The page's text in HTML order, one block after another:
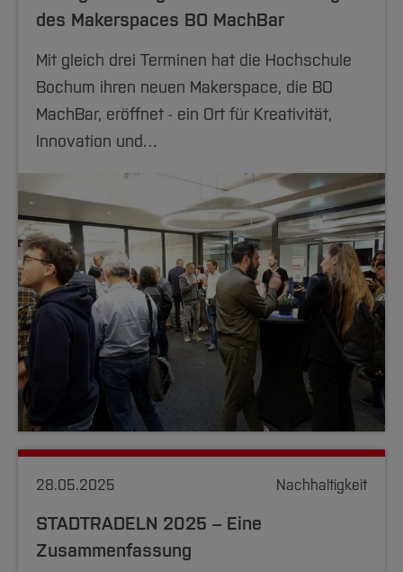
Arbeiten im FB G
Forschung und Projekte
Team
Studiengänge
Aktuelles
Fachgruppen
Forschung und Entwicklung
International
Service
Amtliche Bekanntmachungen
BO Shop
Familiengerechte Hochschule
Diskriminierungsfreie Hochschule
Vertretungen
Wahlen
Hochschulbibliothek
International Office
Medienzentrum
qed-Stiftung
Zentrale Studienberatung
des Makerspaces BO MachBar
Mit gleich drei Terminen hat die Hochschule
Bochum ihren neuen Makerspace, die BO
MachBar, eröffnet - ein Ort für Kreativität,
Innovation und…
28.05.2025 Nachhaltigkeit
STADTRADELN 2025 – Eine
Zusammenfassung